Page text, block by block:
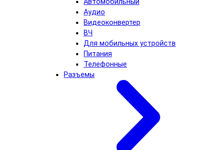
Автомобильный
Аудио
Видеоконвертер
ВЧ
Для мобильных устройств
Питания
Телефонные
Разъемы